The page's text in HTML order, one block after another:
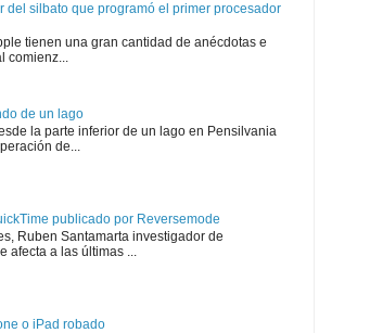
del silbato que programó el primer procesador
tienen una gran cantidad de anécdotas e
de un lago
la parte inferior de un lago en Pensilvania
de...
publicado por Reversemode
Ruben Santamarta investigador de
afecta a las últimas ...
o iPad robado